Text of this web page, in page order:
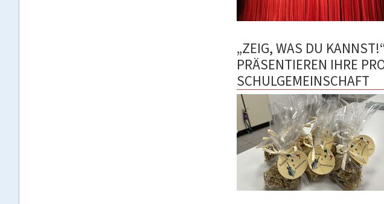
„ZEIG, WAS DU
PRÄSENTIEREN IHRE
SCHULGEMEINSCHAFT